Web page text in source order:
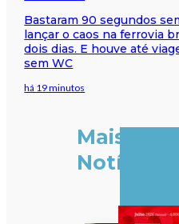
Bastaram 90 segundos
lançar o caos na ferrovia
dois dias. E houve até
sem WC
há 19 minutos
Mais
Notícias